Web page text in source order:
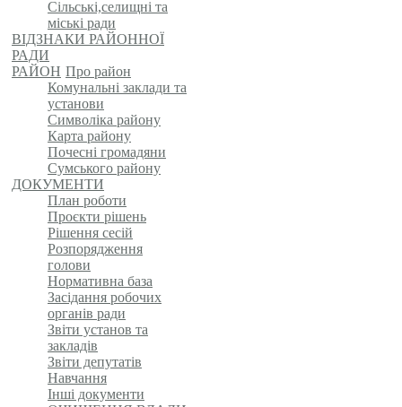
Сільські,селищні та
міські ради
ВІДЗНАКИ РАЙОННОЇ
РАДИ
РАЙОН Про район
Комунальні заклади та
установи
Символіка району
Карта району
Почесні громадяни
Сумського району
ДОКУМЕНТИ
План роботи
Проєкти рішень
Рішення сесій
Розпорядження
голови
Нормативна база
Засідання робочих
органів ради
Звіти установ та
закладів
Звіти депутатів
Навчання
Інші документи